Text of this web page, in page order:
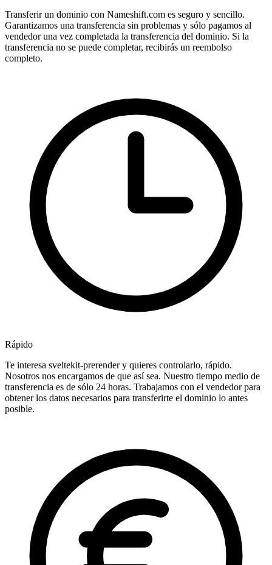
Transferir un dominio con Nameshift.com es seguro y sencillo.
Garantizamos una transferencia sin problemas y sólo pagamos al
vendedor una vez completada la transferencia del dominio. Si la
transferencia no se puede completar, recibirás un reembolso
completo.
Rápido
Te interesa sveltekit-prerender y quieres controlarlo, rápido.
Nosotros nos encargamos de que así sea. Nuestro tiempo medio de
transferencia es de sólo 24 horas. Trabajamos con el vendedor para
obtener los datos necesarios para transferirte el dominio lo antes
posible.